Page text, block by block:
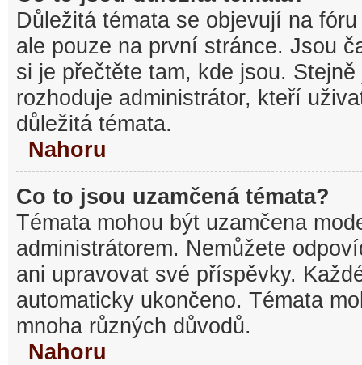
Důležitá témata se objevují na
ale pouze na první stránce. Jsou
si je přečtěte tam, kde jsou.
rozhoduje administrátor, kteří
důležitá témata.
Nahoru
Co to jsou uzamčená témata?
Témata mohou být uzamčena
administrátorem. Nemůžete
ani upravovat své příspěvky.
automaticky ukončeno. Témata
mnoha různých důvodů.
Nahoru